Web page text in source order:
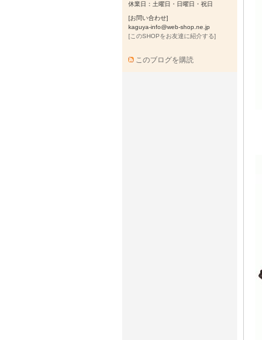
休業日：土曜日・日曜日・祝日
[お問い合わせ]
kaguya-info@web-shop.ne.jp
[このSHOPをお友達に紹介する]
このブログを購読